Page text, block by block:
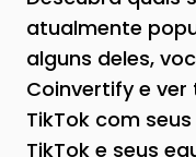
atualmente
alguns deles,
Coinvertify e
TikTok com
TikTok e seus